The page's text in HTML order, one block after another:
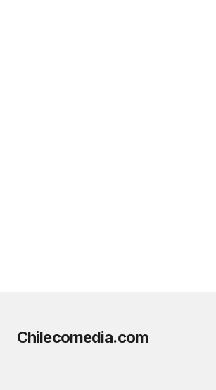
Chilecomedia.com